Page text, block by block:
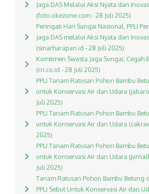
Jaga DAS Melalui Aksi Nyata dan
(foto.okezone.com - 28 Juli 2025)
Peringati Hari Sungai Nasional, PPLI
Jaga DAS melalui Aksi Nyata dan
(sinarharapan.id - 28 Juli 2025)
Komitmen Swasta Jaga Sungai, Cegah
(rri.co.id - 28 Juli 2025)
PPLI Tanam Ratusan Pohon Bambu
untuk Konservasi Air dan Udara
Juli 2025)
PPLI Tanam Ratusan Pohon Bambu
untuk Konservasi Air dan Udara
2025)
PPLI Tanam Ratusan Pohon Bambu
untuk Konservasi Air dan Udara
Juli 2025)
Tanam Ratusan Pohon Bambu Betung
PPLI Sebut Untuk Konservasi Air dan